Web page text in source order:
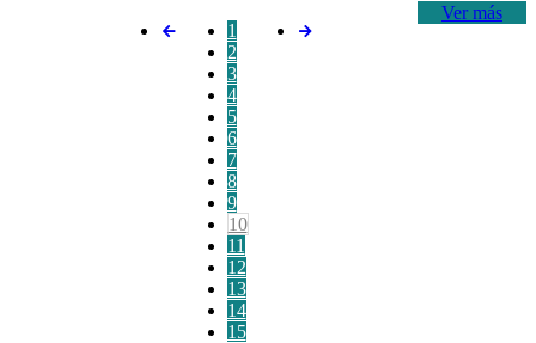
Ver más
1
2
3
4
5
6
7
8
9
10
11
12
13
14
15